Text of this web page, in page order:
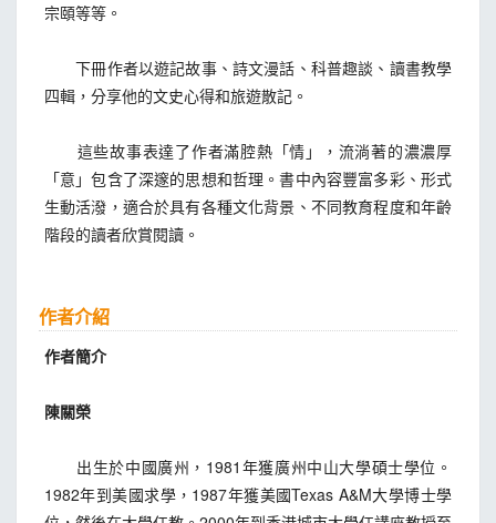
宗頤等等。
下冊作者以遊記故事、詩文漫話、科普趣談、讀書教學
四輯，分享他的文史心得和旅遊散記。
這些故事表達了作者滿腔熱「情」，流淌著的濃濃厚
「意」包含了深邃的思想和哲理。書中內容豐富多彩、形式
生動活潑，適合於具有各種文化背景、不同教育程度和年齡
階段的讀者欣賞閱讀。
作者介紹
作者簡介
陳關榮
出生於中國廣州，1981年獲廣州中山大學碩士學位。
1982年到美國求學，1987年獲美國Texas A&M大學博士學